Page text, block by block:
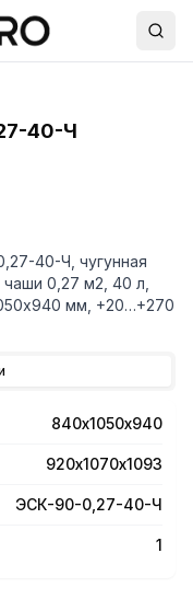
40-Ч
40-Ч, чугунная
0,27 м2, 40 л,
мм, +20…+270
840х1050х940
920х1070х1093
ЭСК-90-0,27-40-Ч
1